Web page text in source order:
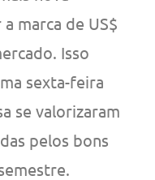
marca de US$
Isso
sexta-feira
se valorizaram
pelos bons